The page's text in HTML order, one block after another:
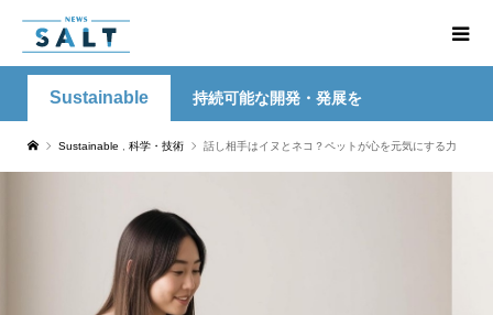
Sustainable 持続可能な開発・発展を
Sustainable 科学・技術 話し相手はイヌとネコ？ペットが心を元気にする力